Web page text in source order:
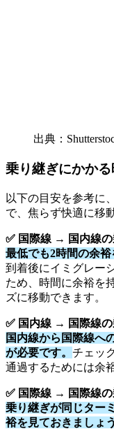
出典：
乗り継ぎにかか
以下の目安を参考に
で、焦らず快適に移
✅ 国際線 → 国内線
最低でも2時間の余裕
到着後にイミグレー
ため、時間に余裕を
ズに移動できます。
✅ 国内線 → 国際線
国内線から国際線へ
が必要です。 チェッ
通過するためには余
✅ 国際線 → 国際線
乗り継ぎが同じター
裕を見ておきましょう